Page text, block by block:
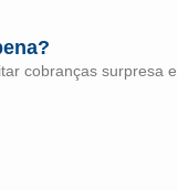
cobranças surpresa e